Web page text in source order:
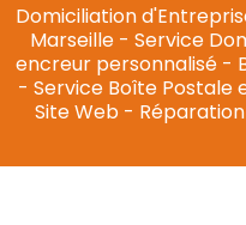
Domiciliation
Marseille- Service
encreur personnalisé-
- Service Boîte Postale
Site Web-